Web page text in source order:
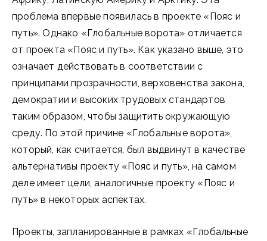
проблема впервые появилась в проекте «Пояс и
путь». Однако «Глобальные ворота» отличается
от проекта «Пояс и путь». Как указано выше, это
означает действовать в соответствии с
принципами прозрачности, верховенства закона,
демократии и высоких трудовых стандартов
таким образом, чтобы защитить окружающую
среду. По этой причине «Глобальные ворота»,
который, как считается, был выдвинут в качестве
альтернативы проекту «Пояс и путь», на самом
деле имеет цели, аналогичные проекту «Пояс и
путь» в некоторых аспектах.
Проекты, запланированные в рамках «Глобальные